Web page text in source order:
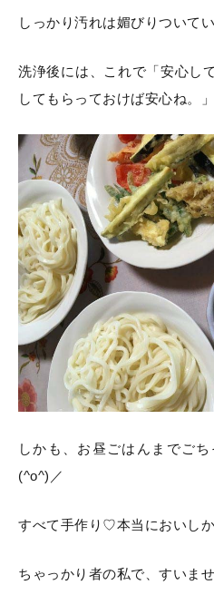
しっかり汚れは媚びりついてい
洗浄後には、これで「安心し
してもらっておけば安心ね。
しかも、お昼ごはんまでご
(^o^)／
すべて手作り♡本当においし
ちゃっかり者の私で、すいま